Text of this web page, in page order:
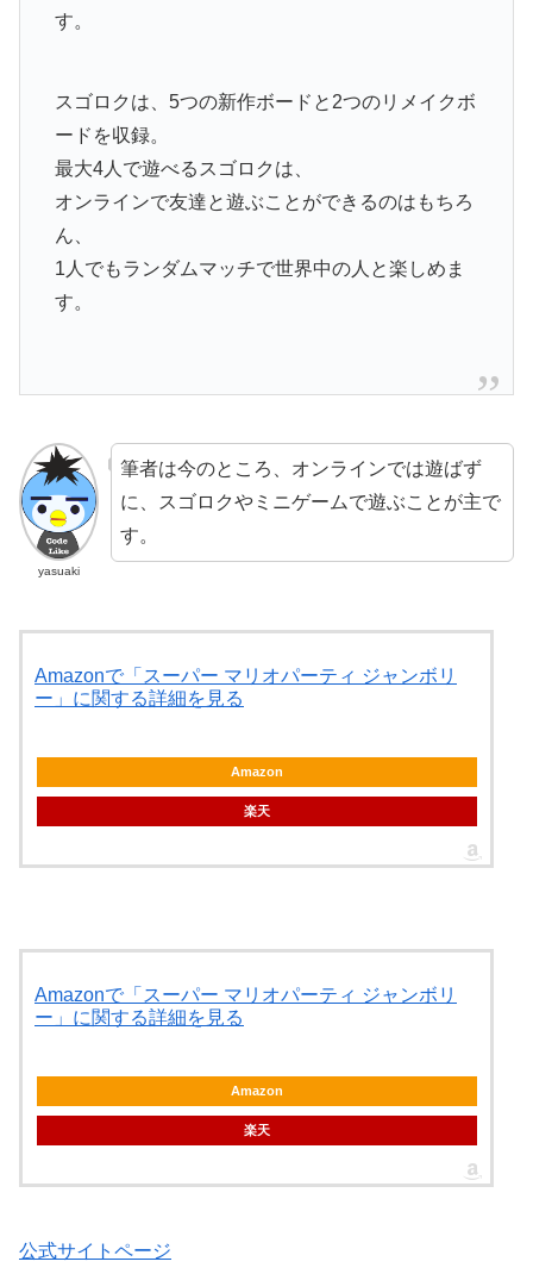
す。
スゴロクは、5つの新作ボードと2つのリメイクボ
ードを収録。
最大4人で遊べるスゴロクは、
オンラインで友達と遊ぶことができるのはもちろ
ん、
1人でもランダムマッチで世界中の人と楽しめま
す。
yasuaki
筆者は今のところ、オンラインでは遊ばず
に、スゴロクやミニゲームで遊ぶことが主で
す。
Amazonで「スーパー マリオパーティ ジャンボリ
ー」に関する詳細を見る
Amazon
楽天
Amazonで「スーパー マリオパーティ ジャンボリ
ー」に関する詳細を見る
Amazon
楽天
公式サイトページ